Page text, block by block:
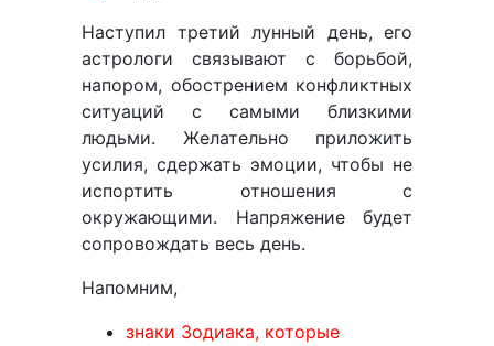
Наступил третий лунный день, его
астрологи связывают с борьбой,
напором, обострением конфликтных
ситуаций с самыми близкими
людьми. Желательно приложить
усилия, сдержать эмоции, чтобы не
испортить отношения с
окружающими. Напряжение будет
сопровождать весь день.
Напомним,
знаки Зодиака, которые